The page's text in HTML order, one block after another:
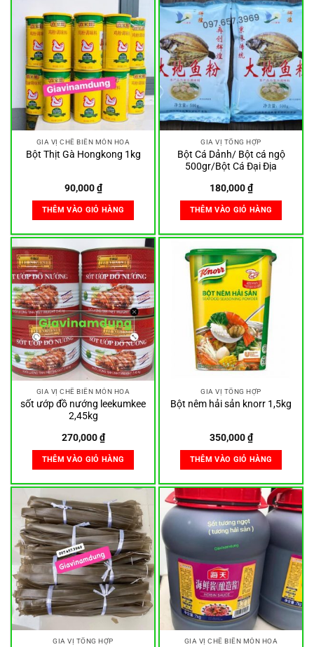
GIA VỊ CHẾ BIẾN MÓN HOA
Bột Thịt Gà Hongkong 1kg
90,000₫
THÊM VÀO GIỎ HÀNG
GIA VỊ TỔNG HỢP
Bột Cá Dảnh/ Bột cá ngộ
500gr/Bột Cá Đại Địa
180,000₫
THÊM VÀO GIỎ HÀNG
GIA VỊ CHẾ BIẾN MÓN HOA
sốt ướp đồ nướng leekumkee
2,45kg
270,000₫
THÊM VÀO GIỎ HÀNG
GIA VỊ TỔNG HỢP
Bột nêm hải sản knorr 1,5kg
350,000₫
THÊM VÀO GIỎ HÀNG
GIA VỊ TỔNG HỢP GIA VỊ CHẾ BIẾN MÓN HOA